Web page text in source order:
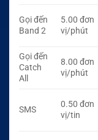
Gọi đến
Band 2
5.00 đơn
vị/phút
Gọi đến
Catch
All
8.00 đơn
vị/phút
SMS
0.50 đơn
vị/tin